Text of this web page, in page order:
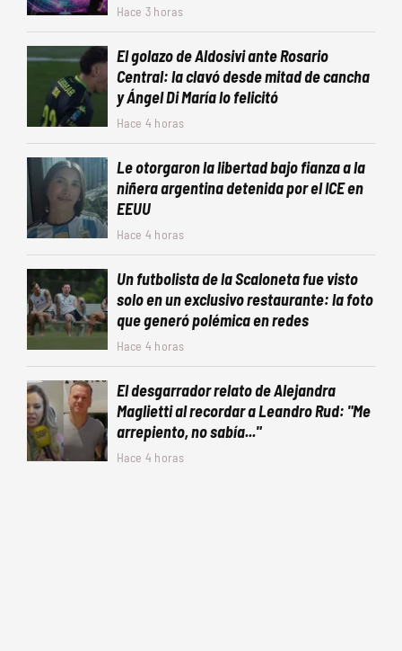
Hace 3 horas
El golazo de Aldosivi ante Rosario
Central: la clavó desde mitad de cancha
y Ángel Di María lo felicitó
Hace 4 horas
Le otorgaron la libertad bajo fianza a la
niñera argentina detenida por el ICE en
EEUU
Hace 4 horas
Un futbolista de la Scaloneta fue visto
solo en un exclusivo restaurante: la foto
que generó polémica en redes
Hace 4 horas
El desgarrador relato de Alejandra
Maglietti al recordar a Leandro Rud: "Me
arrepiento, no sabía..."
Hace 4 horas